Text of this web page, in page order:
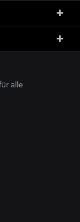
alle